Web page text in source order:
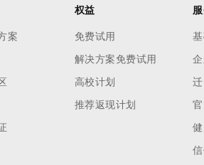
案
权益
免费试用
解决方案免费试用
高校计划
推荐返现计划